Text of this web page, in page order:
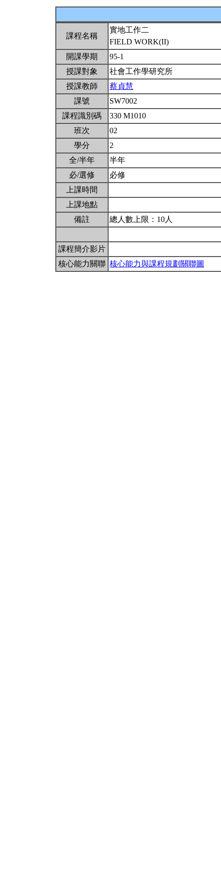
課程名稱
實地工作二
FIELD WORK(II)
開課學期
95-1
授課對象
社會工作學研究所
授課教師
蔡貞慧
課號
SW7002
課程識別碼
330 M1010
班次
02
學分
2
全/半年
半年
必/選修
必修
上課時間
上課地點
備註
總人數上限：10人
課程簡介影片
核心能力關聯 核心能力與課程規劃關聯圖